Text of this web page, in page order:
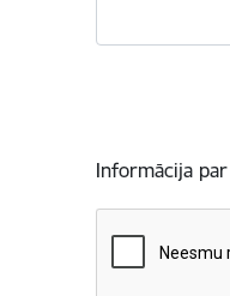
Informācija